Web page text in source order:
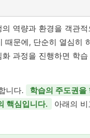
역량과 환경을 객관적
때문에, 단순히 열심히
과정을 진행하면 학습
니다.
학습의 주도권을
핵심입니다.
아래의 비